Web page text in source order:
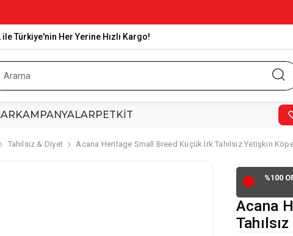
ile Türkiye'nin Her Yerine Hızlı Kargo!
KAMPANYALARPETKİT
Tahılsız & Diyet Acana Heritage Small Breed Küçük Irk Tahılsız Yetişkin
🔴
%100
Acana